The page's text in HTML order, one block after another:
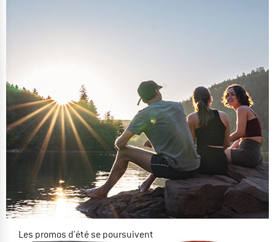
Les promos d'été se poursuivent